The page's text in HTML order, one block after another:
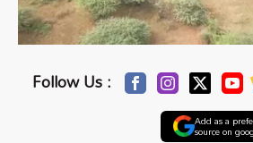
Follow Us :
Add as a
source on